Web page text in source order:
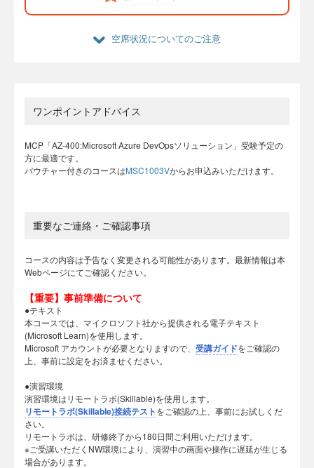
空席状況についてのご注意
ワンポイントアドバイス
MCP「AZ-400:Microsoft Azure DevOpsソリューション」受験予定の
方に最適です。
バウチャー付きのコースはMSC1003Vからお申込みいただけます。
重要なご連絡・ご確認事項
コースの内容は予告なく変更される可能性があります。最新情報は本
Webページにてご確認ください。
【重要】事前準備について
●テキスト
本コースでは、マイクロソフト社から提供される電子テキスト
(Microsoft Learn)を使用します。
Microsoft アカウントが必要となりますので、 受講ガイドをご確認の
上、事前に設定をお済ませください。
●演習環境
演習環境はリモートラボ(Skillable)を使用します。
リモートラボ(Skillable)接続テストをご確認の上、事前にお試しくだ
さい。
リモートラボは、研修終了から180日間ご利用いただけます。
※ご受講いただくNW環境により、演習中の画面や操作に遅延が生じる
場合があります。